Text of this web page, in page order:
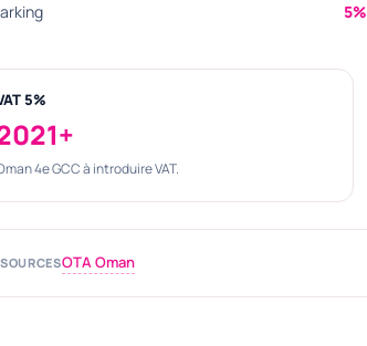
5%
5%
4e GCC à introduire VAT.
SOURCESOTA Oman